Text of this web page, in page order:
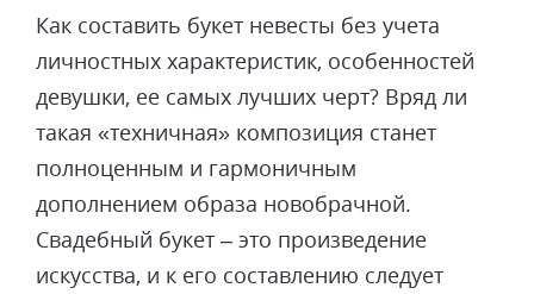
Как составить букет невесты без учета
личностных характеристик, особенностей
девушки, ее самых лучших черт? Вряд ли
такая «техничная» композиция станет
полноценным и гармоничным
дополнением образа новобрачной.
Свадебный букет – это произведение
искусства, и к его составлению следует